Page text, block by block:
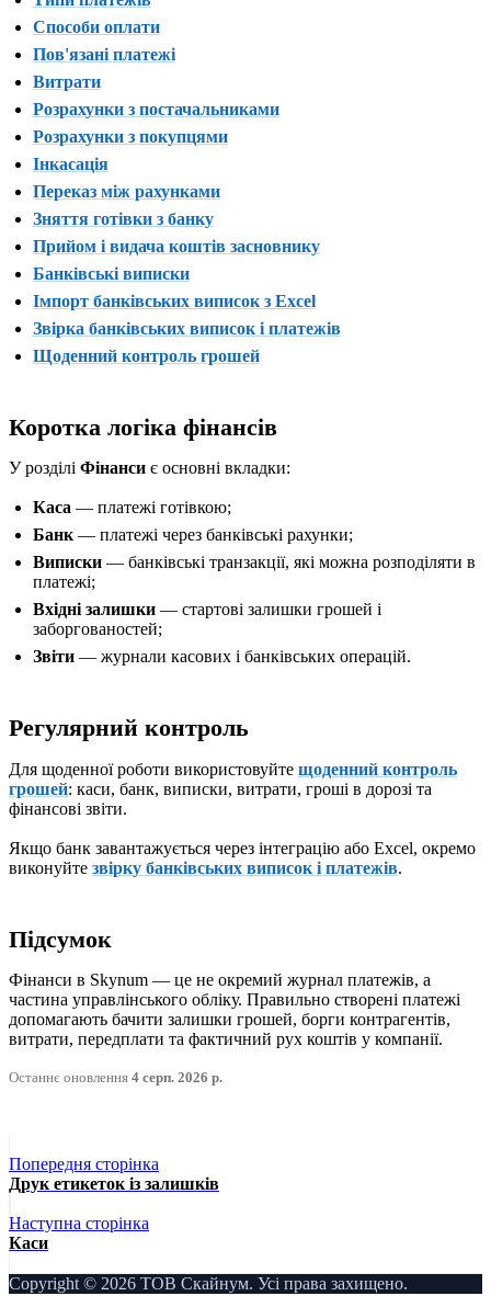
Способи оплати
Пов'язані платежі
Витрати
Розрахунки з постачальниками
Розрахунки з покупцями
Інкасація
Переказ між рахунками
Зняття готівки з банку
Прийом і видача коштів засновнику
Банківські виписки
Імпорт банківських виписок з Excel
Звірка банківських виписок і платежів
Щоденний контроль грошей
Коротка логіка фінансів
У розділі Фінанси є основні вкладки:
Каса — платежі готівкою;
Банк— платежі через банківські рахунки;
Виписки— банківські транзакції, які можна розподіляти в
платежі;
Вхідні залишки— стартові залишки грошей і
заборгованостей;
Звіти— журнали касових і банківських операцій.
Регулярний контроль
Для щоденної роботи використовуйте щоденний контроль
грошей: каси, банк, виписки, витрати, гроші в дорозі та
фінансові звіти.
Якщо банк завантажується через інтеграцію або Excel, окремо
виконуйте звірку банківських виписок і платежів.
Підсумок
Фінанси в Skynum — це не окремий журнал платежів, а
частина управлінського обліку. Правильно створені платежі
допомагають бачити залишки грошей, борги контрагентів,
витрати, передплати та фактичний рух коштів у компанії.
Останнє оновлення 4 серп. 2026 р.
Попередня сторінка
Друк етикеток із залишків
Наступна сторінка
Каси
Copyright © 2026 ТОВ Скайнум. Усі права захищено.